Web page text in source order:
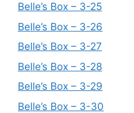
Belle’s Box – 3-25
Belle’s Box – 3-26
Belle’s Box – 3-27
Belle’s Box – 3-28
Belle’s Box – 3-29
Belle’s Box – 3-30